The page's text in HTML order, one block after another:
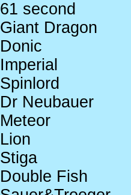
61 second
Giant Dragon
Donic
Imperial
Spinlord
Dr Neubauer
Meteor
Lion
Stiga
Double Fish